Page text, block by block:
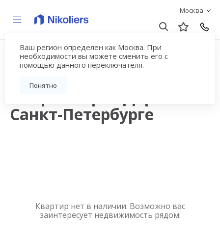
Москва
Ваш регион определен как Москва. При
необходимости вы можете сменить его с
помощью данного переключателя.
Понятно
Продажа квартир в
новостройках рядом с
Санкт-Петербурге
Квартир нет в наличии. Возможно вас
заинтересует недвижимость рядом: